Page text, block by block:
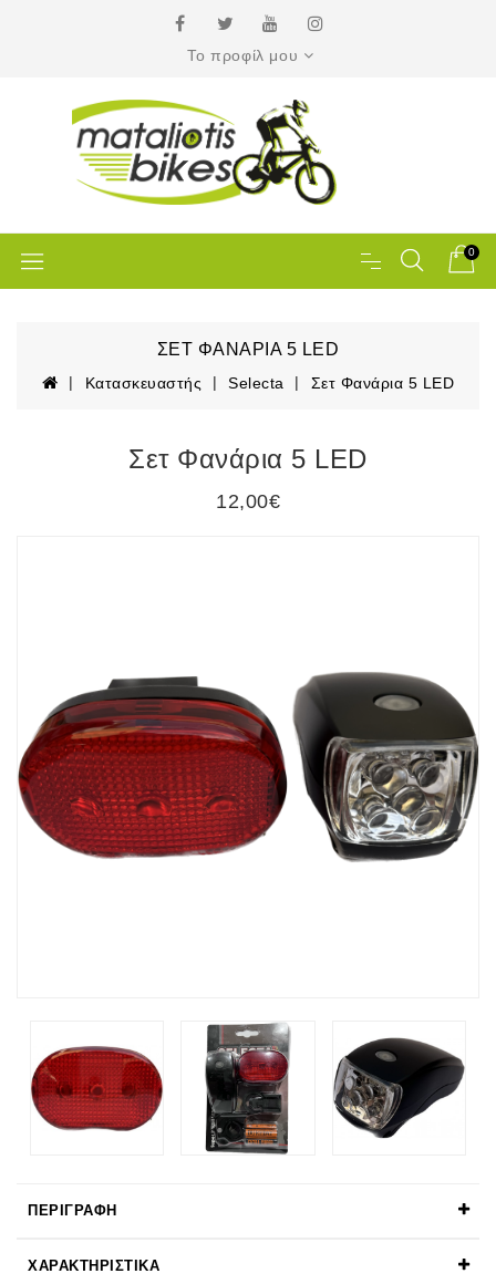
Το προφίλ μου
0
ΣΕΤ ΦΑΝΆΡΙΑ 5 LED
Κατασκευαστής Selecta Σετ Φανάρια 5 LED
Σετ Φανάρια 5 LED
12,00€
ΠΕΡΙΓΡΑΦΉ
ΧΑΡΑΚΤΗΡΙΣΤΙΚΆ